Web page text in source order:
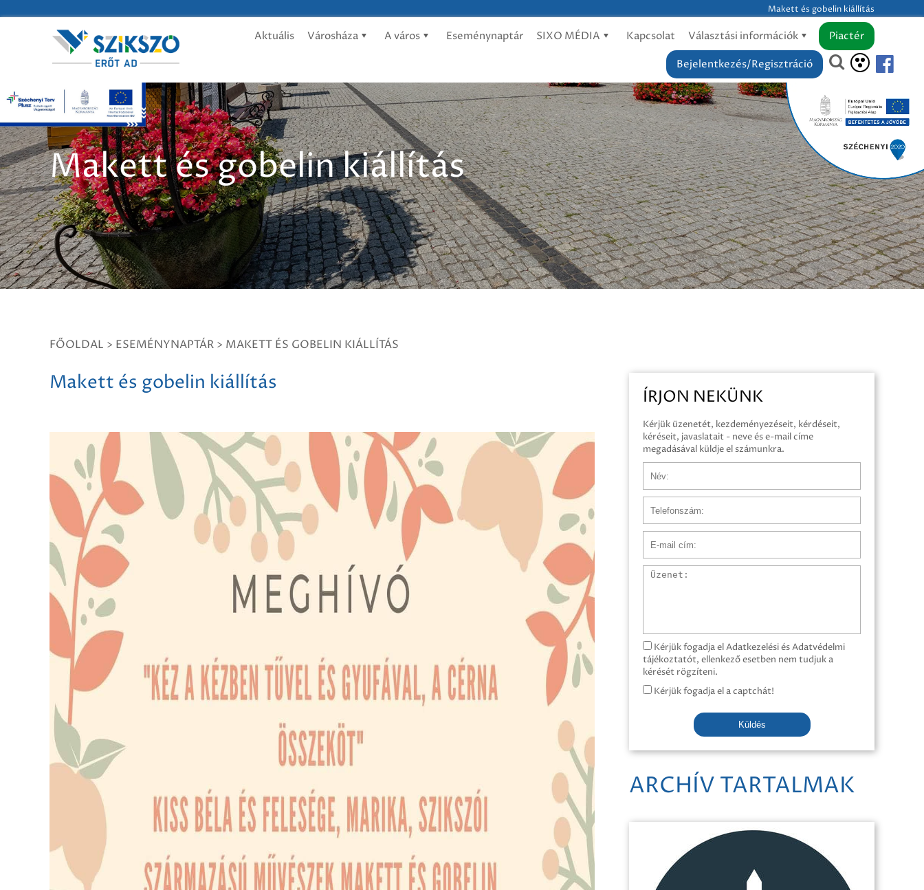
Makett és gobelin kiállítás
Aktuális Városháza A város Eseménynaptár SIXO MÉDIA Kapcsolat Választási információk
Piactér
Bejelentkezés/Regisztráció
Makett és gobelin kiállítás
FŐOLDAL > ESEMÉNYNAPTÁR > MAKETT ÉS GOBELIN KIÁLLÍTÁS
Makett és gobelin kiállítás
ÍRJON NEKÜNK
Kérjük üzenetét, kezdeményezéseit, kérdéseit,
kéréseit, javaslatait - neve és e-mail címe
megadásával küldje el számunkra.
Üzenet
Kérjük fogadja el Adatkezelési és Adatvédelmi
tájékoztatót, ellenkező esetben nem tudjuk a
kérését rögzíteni.
Kérjük fogadja el a captchát!
Küldés
ARCHÍV TARTALMAK